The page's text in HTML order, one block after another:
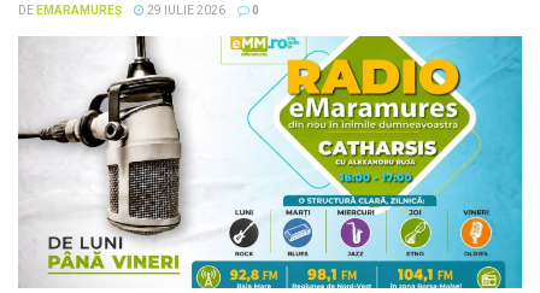
DE EMARAMUREȘ 29 IULIE 2026 0